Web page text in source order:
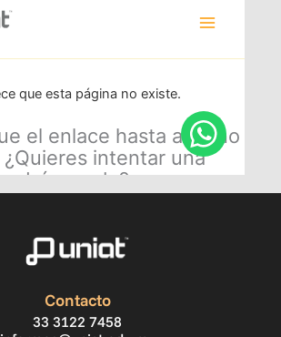
Contacto
33 3122 7458